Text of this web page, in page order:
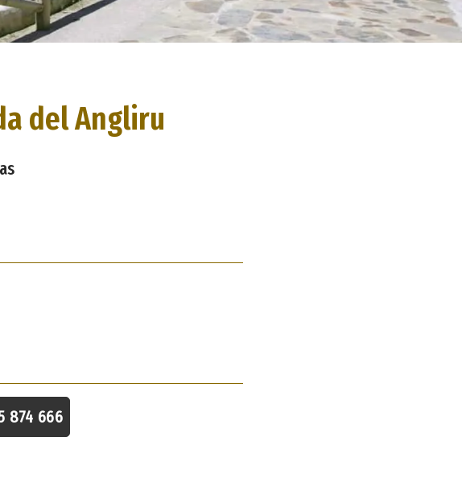
del Angliru
874 666